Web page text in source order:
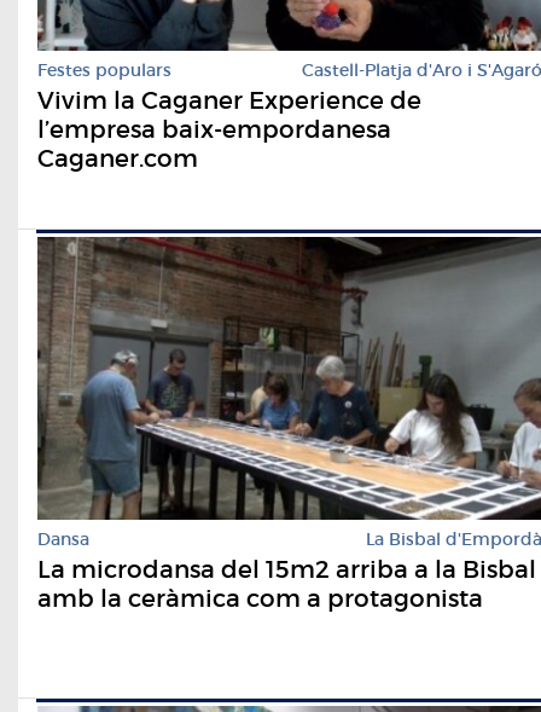
Festes populars Castell-Platja d'Aro i S'Agaró
Vivim la Caganer Experience de
l’empresa baix-empordanesa
Caganer.com
Dansa La Bisbal d'Empordà
La microdansa del 15m2 arriba a la Bisbal
amb la ceràmica com a protagonista